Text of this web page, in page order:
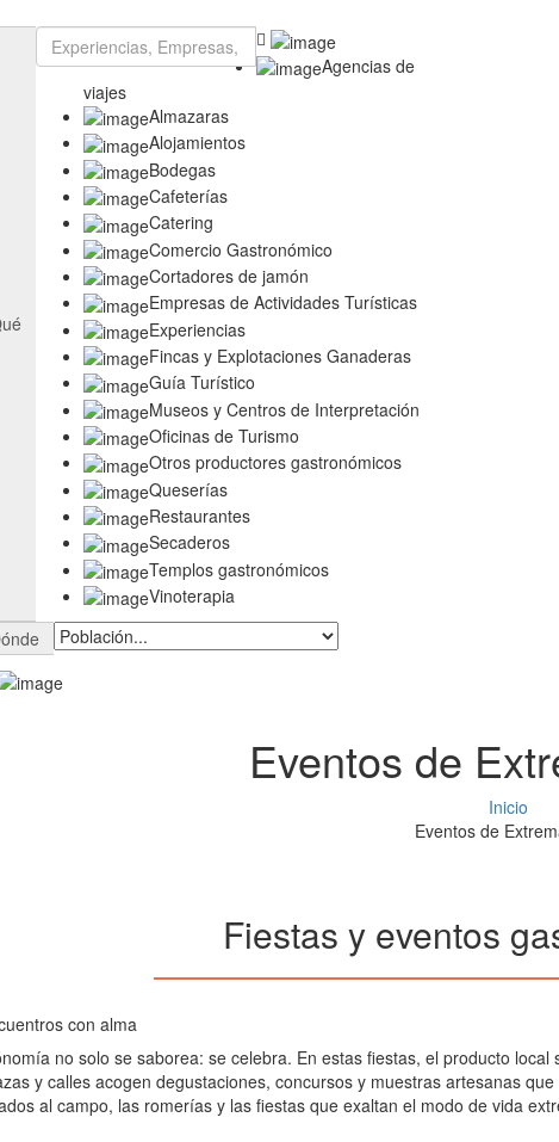
Extremadura
del Guadiana
Agencias de
viajes
Almazaras
Alojamientos
Bodegas
Cafeterías
Catering
Comercio Gastronómico
Cortadores de jamón
Empresas de Actividades Turísticas
Experiencias
Fincas y Explotaciones Ganaderas
Guía Turístico
Museos y Centros de Interpretación
Oficinas de Turismo
Otros productores gastronómicos
Queserías
Restaurantes
Secaderos
Templos gastronómicos
Vinoterapia
Eventos de
Inicio
Eventos de
Fiestas y eventos
con alma
no solo se saborea: se celebra. En estas fiestas, el producto
y calles acogen degustaciones, concursos y muestras artesanas
al campo, las romerías y las fiestas que exaltan el modo de vida